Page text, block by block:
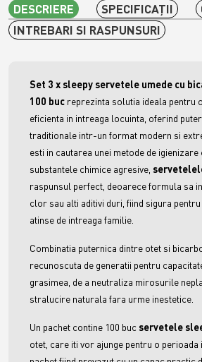
DESCRIERE SPECIFICAŢII
INTREBARI SI RASPUNSURI
Set 3 x sleepy servetele umede cu
100 buc reprezinta solutia ideala pentru
eficienta in intreaga locuinta, oferind
traditionale intr-un format modern si
esti in cautarea unei metode de igienizare
substantele chimice agresive,
raspunsul perfect, deoarece formula sa
clor sau alti aditivi duri, fiind sigura
atinse de intreaga familie.
Combinatia puternica dintre otet si
recunoscuta de generatii pentru
grasimea, de a neutraliza mirosurile
stralucire naturala fara urme inestetice.
Un pachet contine 100 buc servetele
otet, care iti vor ajunge pentru o perioada